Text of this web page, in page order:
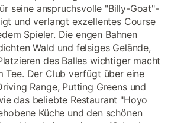
seine anspruchsvolle "Billy-Goat"-
und verlangt exzellentes Course
Spieler. Die engen Bahnen
Wald und felsiges Gelände,
des Balles wichtiger macht
Tee. Der Club verfügt über eine
Range, Putting Greens und
das beliebte Restaurant "Hoyo
Küche und den schönen